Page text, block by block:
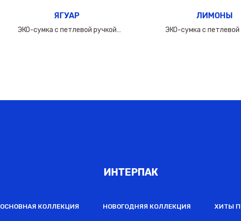
ЯГУАР
ЭКО-сумка с петлевой ручкой
ЛИМОНЫ
ЭКО-сумка с петлевой
ИНТЕРПАК
ОСНОВНАЯ КОЛЛЕКЦИЯ НОВОГОДНЯЯ КОЛЛЕКЦИЯ ХИТЫ